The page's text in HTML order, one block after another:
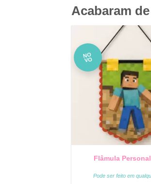
Acabaram
NO
VO
Flâmula
Pode ser feito em